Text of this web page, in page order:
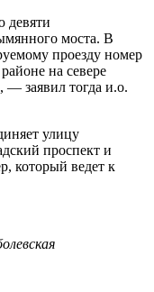
девяти
моста. В
проезду номер
на севере
заявил тогда и.о.
улицу
проспект и
который ведет к